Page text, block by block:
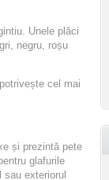
Unele plăci
negru, roșu
cel mai
și prezintă pete
glafurile
exteriorul